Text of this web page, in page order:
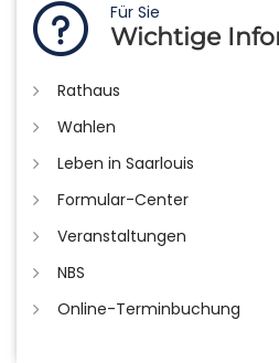
Für Sie
Wichtige
Rathaus
Wahlen
Leben in Saarlouis
Formular-Center
Veranstaltungen
NBS
Online-Terminbuchung